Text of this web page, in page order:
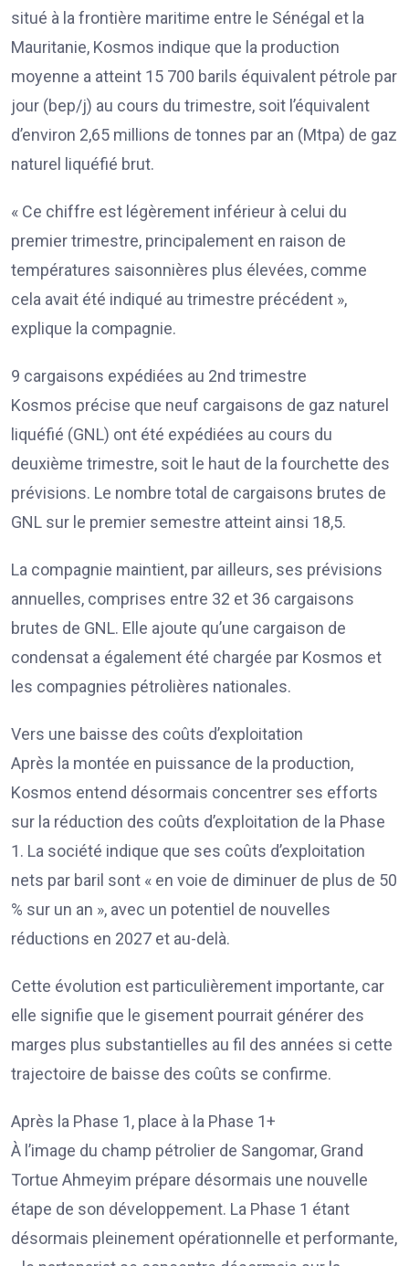
situé à la frontière maritime entre le Sénégal et la
Mauritanie, Kosmos indique que la production
moyenne a atteint 15 700 barils équivalent pétrole par
jour (bep/j) au cours du trimestre, soit l’équivalent
d’environ 2,65 millions de tonnes par an (Mtpa) de gaz
naturel liquéfié brut.
« Ce chiffre est légèrement inférieur à celui du
premier trimestre, principalement en raison de
températures saisonnières plus élevées, comme
cela avait été indiqué au trimestre précédent »,
explique la compagnie.
9 cargaisons expédiées au 2nd trimestre
Kosmos précise que neuf cargaisons de gaz naturel
liquéfié (GNL) ont été expédiées au cours du
deuxième trimestre, soit le haut de la fourchette des
prévisions. Le nombre total de cargaisons brutes de
GNL sur le premier semestre atteint ainsi 18,5.
La compagnie maintient, par ailleurs, ses prévisions
annuelles, comprises entre 32 et 36 cargaisons
brutes de GNL. Elle ajoute qu’une cargaison de
condensat a également été chargée par Kosmos et
les compagnies pétrolières nationales.
Vers une baisse des coûts d’exploitation
Après la montée en puissance de la production,
Kosmos entend désormais concentrer ses efforts
sur la réduction des coûts d’exploitation de la Phase
1. La société indique que ses coûts d’exploitation
nets par baril sont « en voie de diminuer de plus de 50
% sur un an », avec un potentiel de nouvelles
réductions en 2027 et au-delà.
Cette évolution est particulièrement importante, car
elle signifie que le gisement pourrait générer des
marges plus substantielles au fil des années si cette
trajectoire de baisse des coûts se confirme.
Après la Phase 1, place à la Phase 1+
À l’image du champ pétrolier de Sangomar, Grand
Tortue Ahmeyim prépare désormais une nouvelle
étape de son développement. La Phase 1 étant
désormais pleinement opérationnelle et performante,